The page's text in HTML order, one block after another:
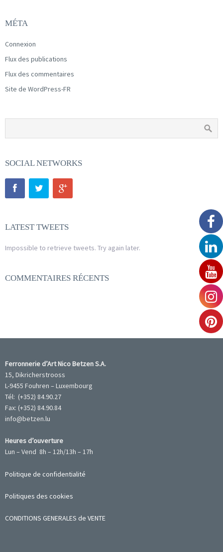
MÉTA
Connexion
Flux des publications
Flux des commentaires
Site de WordPress-FR
SOCIAL NETWORKS
LATEST TWEETS
Impossible to retrieve tweets. Try again later.
COMMENTAIRES RÉCENTS
Ferronnerie d’Art Nico Betzen S.A.
15, Dikricherstrooss
L-9455 Fouhren – Luxembourg
Tél: (+352) 84.90.27
Fax: (+352) 84.90.84
info@betzen.lu
Heures d’ouverture
Lun – Vend 8h – 12h/13h – 17h
Politique de confidentialité
Politiques des cookies
CONDITIONS GENERALES de VENTE